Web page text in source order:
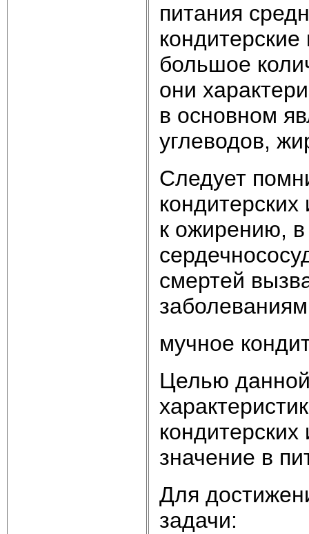
питания
большое
они
в основном
углеводов,
Следует
к ожирению, в
смертей
мучное
Целью
значение в
Для
задачи: